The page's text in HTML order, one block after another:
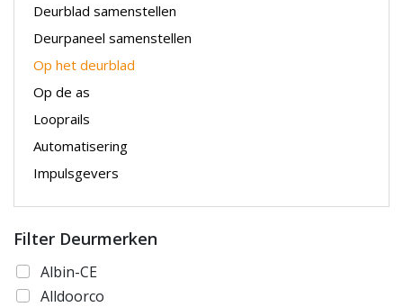
Deurblad samenstellen
Deurpaneel samenstellen
Op het deurblad
Op de as
Looprails
Automatisering
Impulsgevers
Filter Deurmerken
Albin-CE
Alldoorco